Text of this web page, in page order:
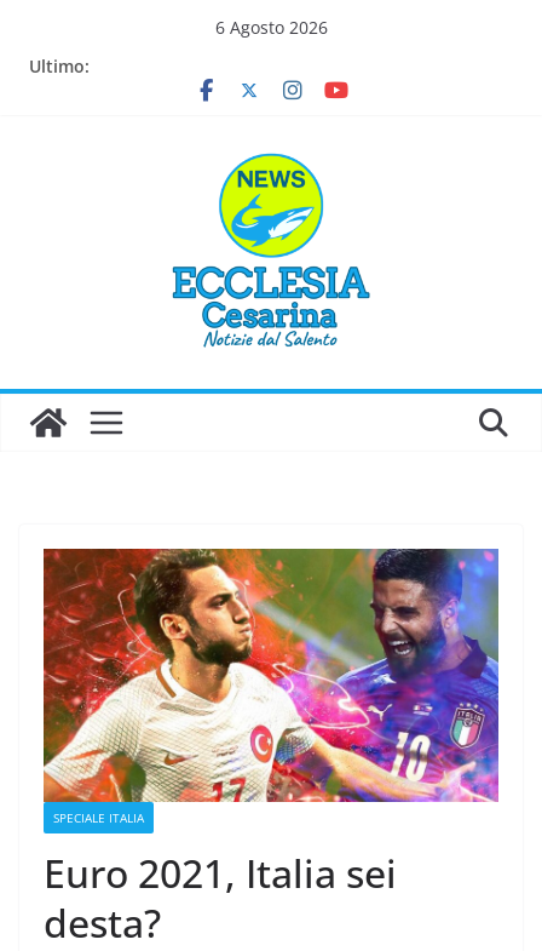
6 Agosto 2026
Ultimo:
SPECIALE ITALIA
Euro 2021, Italia sei
desta?